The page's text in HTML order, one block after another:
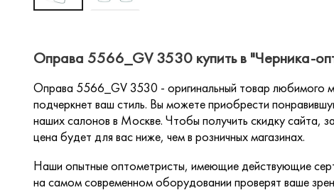
Оправа 5566_GV 3530 купить в "Черника-
Оправа 5566_GV 3530 - оригинальный товар любимого
подчеркнет ваш стиль. Вы можете приобрести
наших салонов в Москве. Чтобы получить скидку сайта,
цена будет для вас ниже, чем в розничных магазинах.
Наши опытные оптометристы, имеющие действующие
на самом современном оборудовании проверят ваше